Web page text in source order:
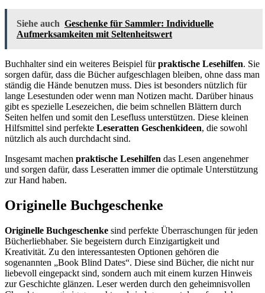
Siehe auch Geschenke für Sammler: Individuelle
Aufmerksamkeiten mit Seltenheitswert
Buchhalter sind ein weiteres Beispiel fürpraktische Lesehilfen. Sie
sorgen dafür, dass die Bücher aufgeschlagen bleiben, ohne dass man
ständig die Hände benutzen muss. Dies ist besonders nützlich für
lange Lesestunden oder wenn man Notizen macht. Darüber hinaus
gibt es spezielle Lesezeichen, die beim schnellen Blättern durch
Seiten helfen und somit den Lesefluss unterstützen. Diese kleinen
Hilfsmittel sind perfekte Leseratten Geschenkideen, die sowohl
nützlich als auch durchdacht sind.
Insgesamt machen praktische Lesehilfen das Lesen angenehmer
und sorgen dafür, dass Leseratten immer die optimale Unterstützung
zur Hand haben.
Originelle Buchgeschenke
Originelle Buchgeschenke sind perfekte Überraschungen für jeden
Bücherliebhaber. Sie begeistern durch Einzigartigkeit und
Kreativität. Zu den interessantesten Optionen gehören die
sogenannten „Book Blind Dates“. Diese sind Bücher, die nicht nur
liebevoll eingepackt sind, sondern auch mit einem kurzen Hinweis
zur Geschichte glänzen. Leser werden durch den geheimnisvollen